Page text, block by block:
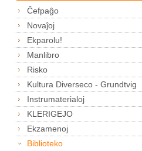
Ĉefpaĝo
Novaĵoj
Ekparolu!
Manlibro
Risko
Kultura Diverseco - Grundtvig
Instrumaterialoj
KLERIGEJO
Ekzamenoj
Biblioteko